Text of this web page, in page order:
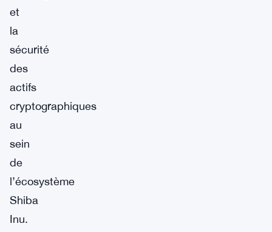
et
la
sécurité
des
actifs
cryptographiques
au
sein
de
l’écosystème
Shiba
Inu.